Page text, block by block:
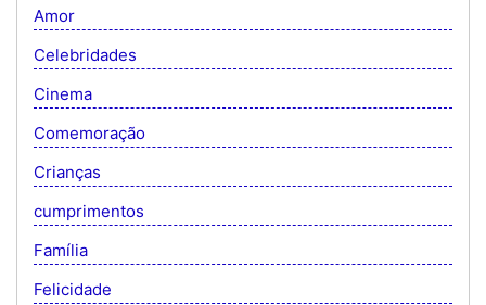
Amor
Celebridades
Cinema
Comemoração
Crianças
cumprimentos
Família
Felicidade